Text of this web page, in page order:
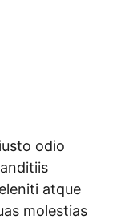
odio
atque
molestias